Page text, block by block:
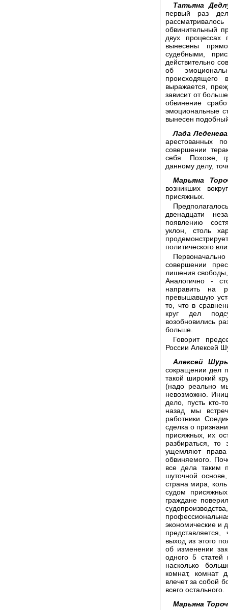
Татьяна
первый раз
обвинительный
двух
вынесены
судебными,
действительно
об
происходящего
выражается,
зависит от
обвинение
эмоциональные
вынесен
Лада
арестованных
совершении
себя. Похоже,
данному делу,
Марьяна
возникших
присяжных.
двенадцати
появлению
уклон, столь
политического
совершении
лишения
Аналогично -
направить на
превышавшую
то, что в
круг дел
возобновились
больше.
Говорит
России Алексей
Алексей
сокращении дел
такой широкий
(надо реально
невозможно.
дело, пусть
назад мы
работники
сделка о
присяжных, их
разбираться, то
ущемляют
обвиняемого.
все дела таким
шуточной
страна мира,
судом
граждане
экономические и
выход из этого
об изменении
одного 5 статей
насколько
комнат, комнат
влечет за собой
всего остального.
Марьяна